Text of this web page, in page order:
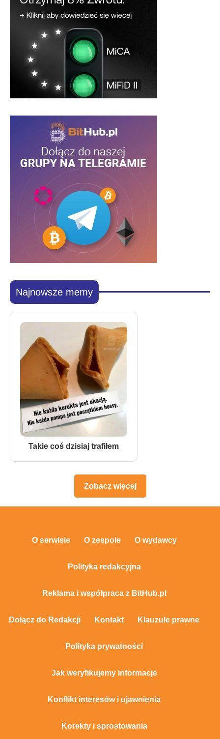
Najnowsze memy
Takie coś dzisiaj trafiłem
Zobacz więcej
O serwisie O zespole O wydawcy
Polityka redakcyjna
Reklama i współpraca z BitHub.pl
Dołącz do Redakcji Kontakt Klauzule prawne
Polityka prywatności
Jak weryfikujemy informacje
Konflikt interesów i ujawnienia
Korekty i sprostowania